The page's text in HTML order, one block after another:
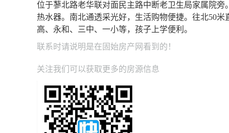
位于蓼北路老华联对面民主路中断老卫生局家属院
热水器。南北通透采光好，生活购物便捷。往北50
高、永和、三中、一小等，孩子上学便利。
联系时请说明是在 固始房产网 看到的！
关注我们可以获取更多的房源信息